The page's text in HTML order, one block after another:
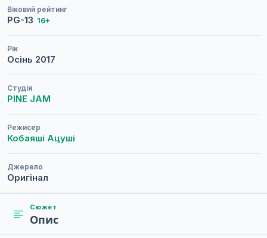
Віковий рейтинг
PG-13 16+
Рік
Осінь 2017
Студія
PINE JAM
Режисер
Кобаяші Ацуші
Джерело
Оригінал
Сюжет
Опис